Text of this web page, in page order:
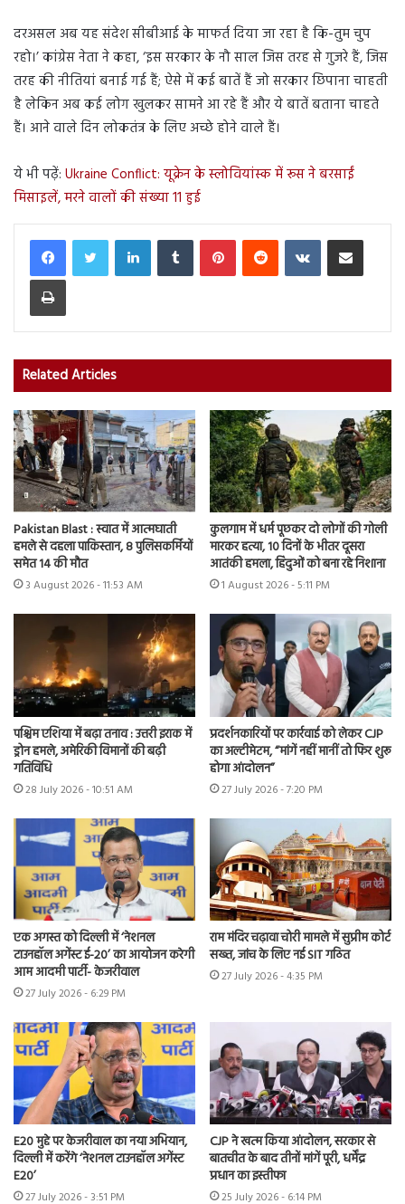
दरअसल अब यह संदेश सीबीआई के माफर्त दिया जा रहा है कि-तुम चुप
रहो।’ कांग्रेस नेता ने कहा, ‘इस सरकार के नौ साल जिस तरह से गुजरे हैं, जिस
तरह की नीतियां बनाई गई हैं; ऐसे में कई बातें हैं जो सरकार छिपाना चाहती
है लेकिन अब कई लोग खुलकर सामने आ रहे हैं और ये बातें बताना चाहते
हैं। आने वाले दिन लोकतंत्र के लिए अच्छे होने वाले हैं।
ये भी पढ़ें: Ukraine Conflict: यूक्रेन के स्लोवियांस्क में रूस ने बरसाईं
मिसाइलें, मरने वालों की संख्या 11 हुई
LinkedInTumblr PinterestReddit VKontakteShare via Email
Print
Related Articles
Pakistan Blast : स्वात में आत्मघाती
हमले से दहला पाकिस्तान, 8 पुलिसकर्मियों
समेत 14 की मौत
3 August 2026 - 11:53 AM
कुलगाम में धर्म पूछकर दो लोगों की गोली
मारकर हत्या, 10 दिनों के भीतर दूसरा
आतंकी हमला, हिंदुओं को बना रहे निशाना
1 August 2026 - 5:11 PM
पश्चिम एशिया में बढ़ा तनाव : उत्तरी इराक में
ड्रोन हमले, अमेरिकी विमानों की बढ़ी
गतिविधि
28 July 2026 - 10:51 AM
प्रदर्शनकारियों पर कार्रवाई को लेकर CJP
का अल्टीमेटम, “मांगें नहीं मानीं तो फिर शुरू
होगा आंदोलन”
27 July 2026 - 7:20 PM
एक अगस्त को दिल्ली में ‘नेशनल
टाउनहॉल अगेंस्ट ई-20’ का आयोजन करेगी
आम आदमी पार्टी- केजरीवाल
27 July 2026 - 6:29 PM
राम मंदिर चढ़ावा चोरी मामले में सुप्रीम कोर्ट
सख्त, जांच के लिए नई SIT गठित
27 July 2026 - 4:35 PM
E20 मुद्दे पर केजरीवाल का नया अभियान,
दिल्ली में करेंगे ‘नेशनल टाउनहॉल अगेंस्ट
E20’
27 July 2026 - 3:51 PM
CJP ने खत्म किया आंदोलन, सरकार से
बातचीत के बाद तीनों मांगें पूरी, धर्मेंद्र
प्रधान का इस्तीफा
25 July 2026 - 6:14 PM